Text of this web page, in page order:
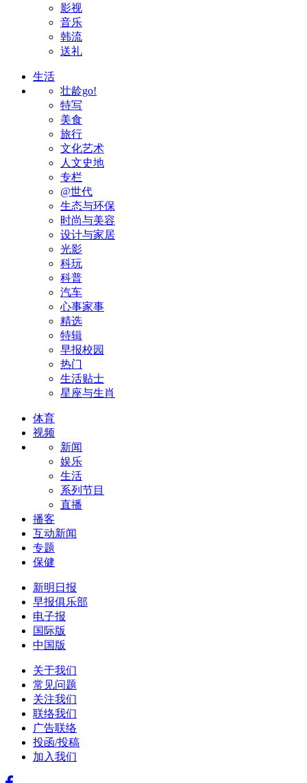
影视
音乐
韩流
送礼
生活
壮龄go!
特写
美食
旅行
文化艺术
人文史地
专栏
@世代
生态与环保
时尚与美容
设计与家居
光影
科玩
科普
汽车
心事家事
精选
特辑
早报校园
热门
生活贴士
星座与生肖
体育
视频
新闻
娱乐
生活
系列节目
直播
播客
互动新闻
专题
保健
新明日报
早报俱乐部
电子报
国际版
中国版
关于我们
常见问题
关注我们
联络我们
广告联络
投函/投稿
加入我们